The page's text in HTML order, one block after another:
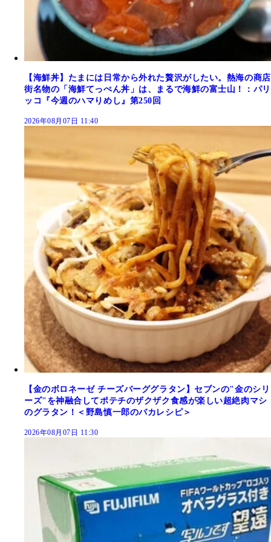
【海鮮丼】たまには日常から外れた贅沢がしたい。熱海の商店
街名物の「海鮮てっぺん丼」は、まるで海鮮の富士山！：パリ
ッコ『今週のハマりめし』第250回
2026年08月07日 11:40
【金のボロネーゼ チーズバーググラタン】セブンの"金のシリ
ーズ"を神融合してポテチのザクザク食感が楽しい超絶肉マシ
のグラタン！＜野島慎一郎のバカレシピ＞
2026年08月07日 11:30